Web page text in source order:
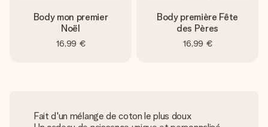
Body mon premier
Noël
16,99 €
Body première Fête
des Pères
16,99 €
Fait d'un mélange de coton le plus doux